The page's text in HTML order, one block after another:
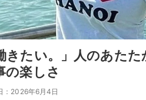
きたい。」人のあた
の楽しさ
：2026年6月4日